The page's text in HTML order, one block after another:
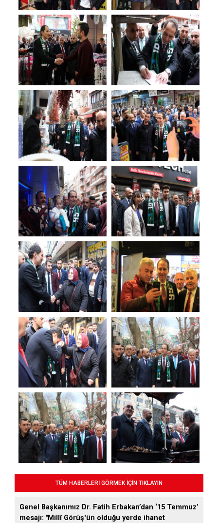
TÜM HABERLERİ GÖRMEK İÇİN TIKLAYIN
Genel Başkanımız Dr. Fatih Erbakan’dan ‘15 Temmuz’
mesajı: "Millî Görüş'ün olduğu yerde ihanet